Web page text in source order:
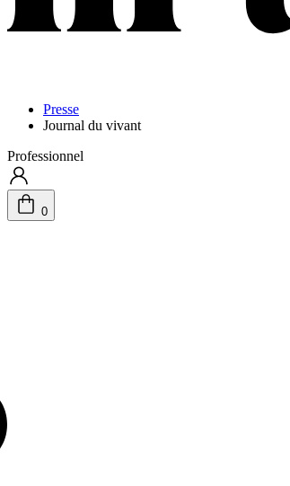
Presse
Journal du vivant
Professionnel
0